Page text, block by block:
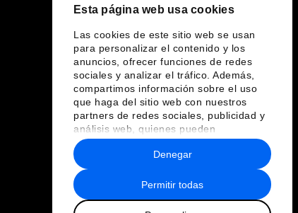
Esta página web usa cookies
Las cookies de este sitio web se usan
para personalizar el contenido y los
anuncios, ofrecer funciones de redes
sociales y analizar el tráfico. Además,
compartimos información sobre el uso
que haga del sitio web con nuestros
partners de redes sociales, publicidad y
análisis web, quienes pueden
combinarla con otra información que les
haya proporcionado o que hayan
recopilado a partir del uso que haya
hecho de sus servicios.
Permitir todas
Denegar